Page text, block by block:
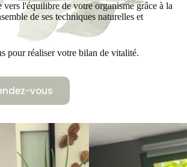
vers l'équilibre de votre organisme grâce à la
de ses techniques naturelles et
pour réaliser votre bilan de vitalité.
vous